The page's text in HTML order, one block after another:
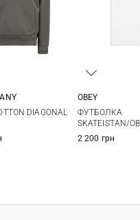
DIAGONAL
OBEY
ФУТБОЛКА
SKATEISTAN/
2 200 грн